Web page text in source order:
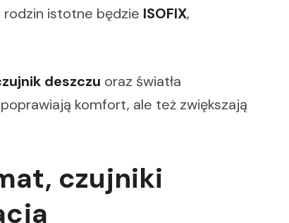
rodzin istotne będzie ISOFIX,
deszczu oraz światła
komfort, ale też zwiększają
czujniki